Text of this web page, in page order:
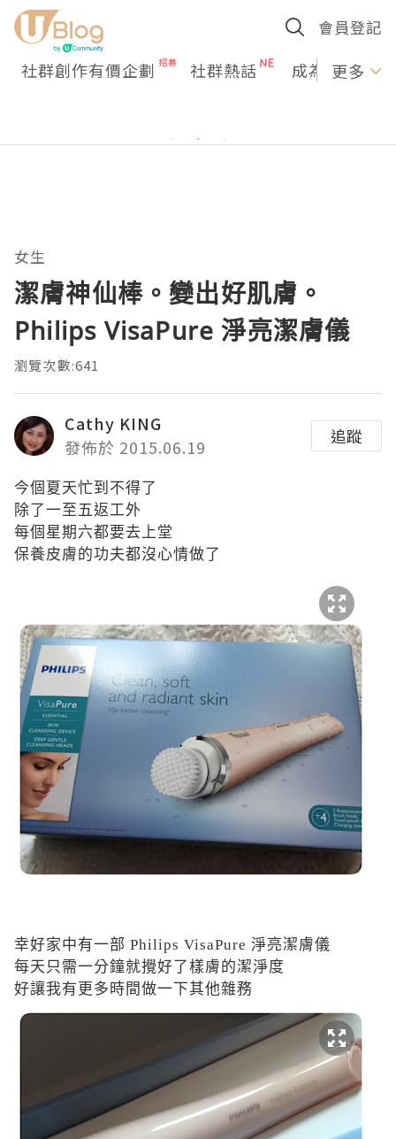
會員登記
社群創作有價企劃 社群熱話 成為U更多
女生
潔膚神仙棒。變出好肌膚。
Philips VisaPure 淨亮潔膚儀
瀏覽次數:641
Cathy KING
發佈於 2015.06.19
追蹤
今個夏天忙到不得了
除了一至五返工外
每個星期六都要去上堂
保養皮膚的功夫都沒心情做了
幸好家中有一部 Philips VisaPure 淨亮潔膚儀
每天只需一分鐘就攪好了樣膚的潔淨度
好讓我有更多時間做一下其他雜務